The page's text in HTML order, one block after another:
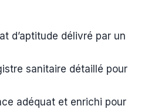
d’aptitude délivré par un
sanitaire détaillé pour
adéquat et enrichi pour